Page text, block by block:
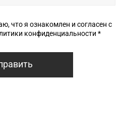
что я ознакомлен и согласен с
условиями оферты и политики конфиденциальности *